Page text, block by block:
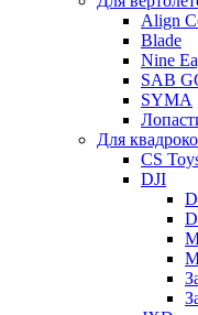
Align
Blade
Nine
SAB
SYMA
Для
CS
DJI